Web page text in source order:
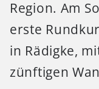
Region. Am
erste
in Rädigke,
zünftigen